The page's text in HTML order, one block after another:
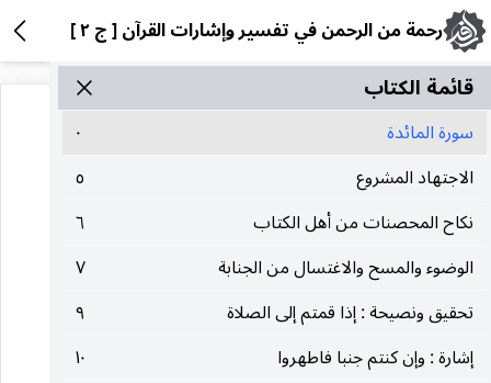
رحمة من الرحمن في تفسير وإشارات القرآن [ ج ٢ ]
قائمة الکتاب
سورة المائدة
٠
الاجتهاد المشروع
٥
نكاح المحصنات من أهل الكتاب
٦
الوضوء والمسح والاغتسال من الجنابة
٧
تحقيق ونصيحة : إذا قمتم إلى الصلاة
٩
إشارة : وإن كنتم جنبا فاطهروا
١٠